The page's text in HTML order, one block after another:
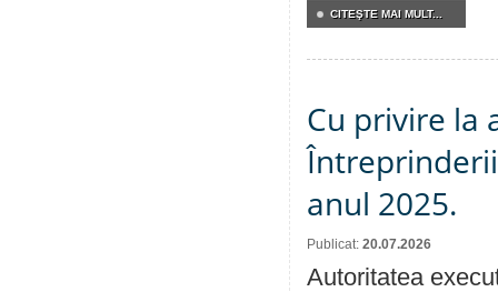
CITEŞTE MAI MULT...
Cu privire la
anul 2025.
Publicat: 20.07.2026
Autoritatea